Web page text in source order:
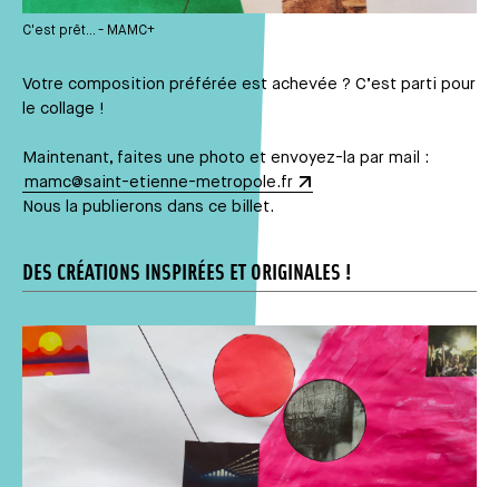
C'est prêt... - MAMC+
Votre composition préférée est achevée ? C’est parti pour
le collage !
Maintenant, faites une photo et envoyez-la par mail :
mamc@saint-etienne-metropole.fr
Nous la publierons dans ce billet.
DES CRÉATIONS INSPIRÉES ET ORIGINALES !
Média